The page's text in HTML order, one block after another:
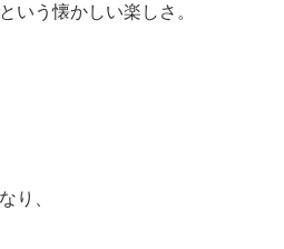
いう懐かしい楽しさ。
り、